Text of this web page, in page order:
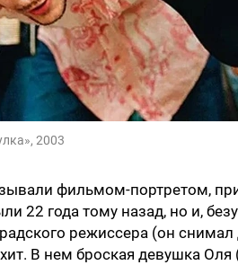
2003
фильмом-портретом,
22 года тому назад, но и,
режиссера (он
В нем броская девушка